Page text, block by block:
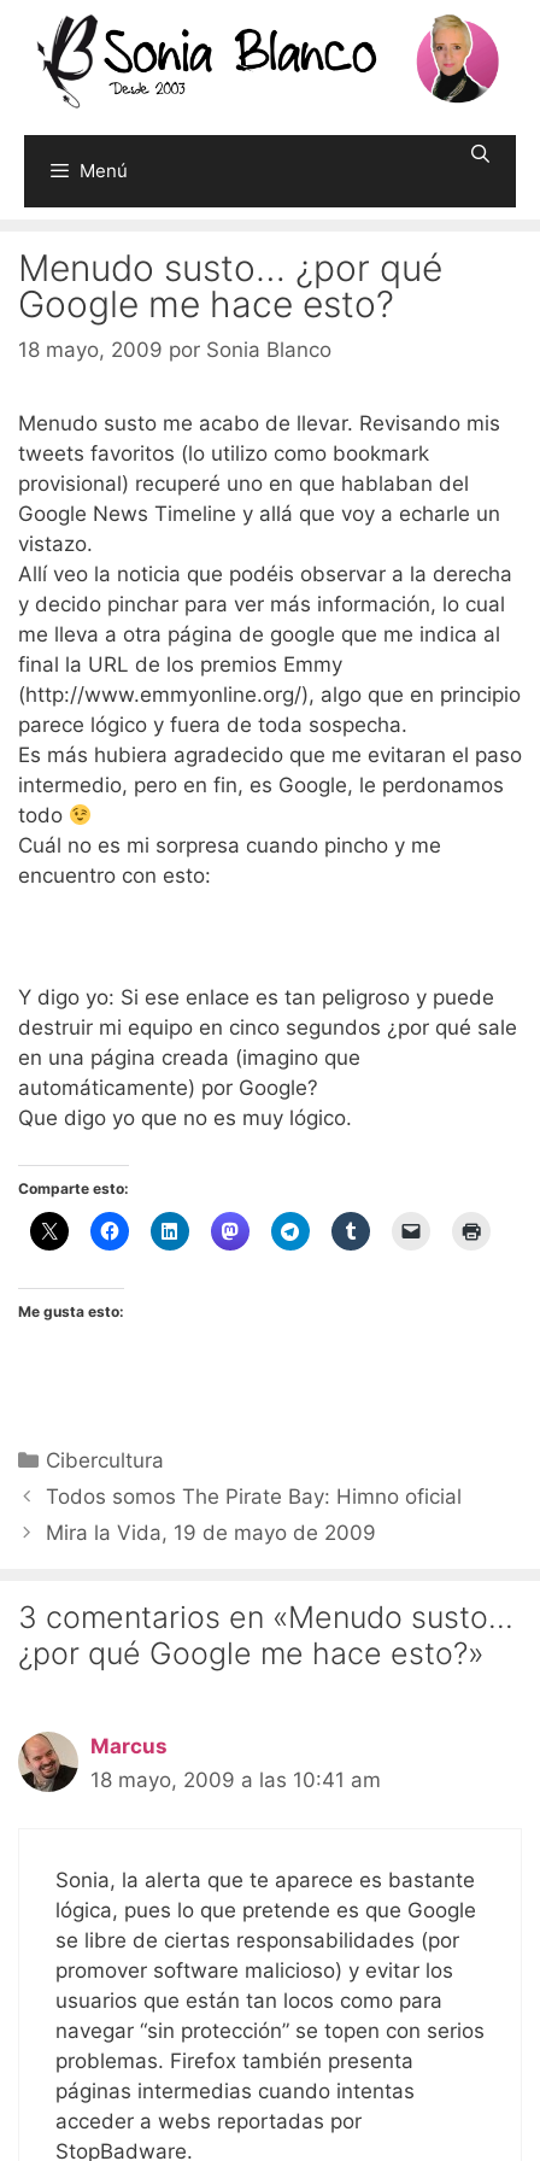
contenido
Menú
Menudo susto… ¿por qué
Google me hace esto?
18 mayo, 2009 por Sonia Blanco
Menudo susto me acabo de llevar. Revisando mis
tweets favoritos (lo utilizo como bookmark
provisional) recuperé uno en que hablaban del
Google News Timeline y allá que voy a echarle un
vistazo.
Allí veo la noticia que podéis observar a la derecha
y decido pinchar para ver más información, lo cual
me lleva a otra página de google que me indica al
final la URL de los premios Emmy
(http://www.emmyonline.org/), algo que en principio
parece lógico y fuera de toda sospecha.
Es más hubiera agradecido que me evitaran el paso
intermedio, pero en fin, es Google, le perdonamos
todo
Cuál no es mi sorpresa cuando pincho y me
encuentro con esto:
Y digo yo: Si ese enlace es tan peligroso y puede
destruir mi equipo en cinco segundos ¿por qué sale
en una página creada (imagino que
automáticamente) por Google?
Que digo yo que no es muy lógico.
Comparte esto:
Me gusta esto:
Categorías
Cibercultura
Todos somos The Pirate Bay: Himno oficial
Mira la Vida, 19 de mayo de 2009
3 comentarios en «Menudo susto…
¿por qué Google me hace esto?»
Marcus
18 mayo, 2009 a las 10:41 am
Sonia, la alerta que te aparece es bastante
lógica, pues lo que pretende es que Google
se libre de ciertas responsabilidades (por
promover software malicioso) y evitar los
usuarios que están tan locos como para
navegar “sin protección” se topen con serios
problemas. Firefox también presenta
páginas intermedias cuando intentas
acceder a webs reportadas por
StopBadware.